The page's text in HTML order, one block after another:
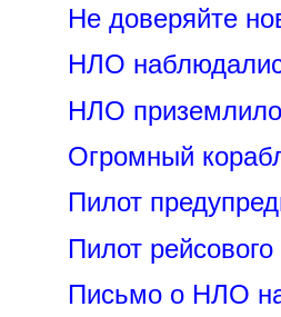
Не доверяйте
НЛО
НЛО
Огромный
Пилот
Пилот
Письмо о НЛО